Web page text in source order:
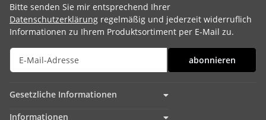
Bitte senden Sie mir entsprechend Ihrer
Datenschutzerklärung regelmäßig und jederzeit widerruflich
Informationen zu Ihrem Produktsortiment per E-Mail zu.
abonnieren
Gesetzliche Informationen
Informationen